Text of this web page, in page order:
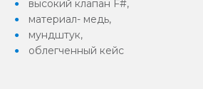
высокий клапан F#,
материал- медь,
мундштук,
облегченный кейс